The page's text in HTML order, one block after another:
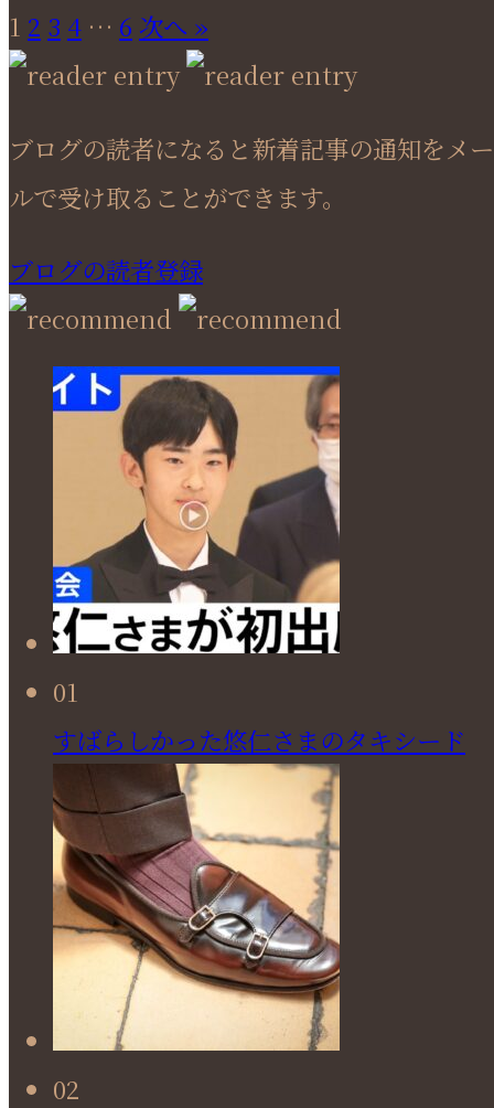
1 2 3 4 … 6 次へ »
ブログの読者になると新着記事の通知をメー
ルで受け取ることができます。
ブログの読者登録
01
すばらしかった悠仁さまのタキシード
02